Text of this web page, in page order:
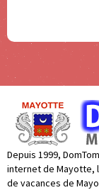
Depuis 1999,
internet de Mayotte,
de vacances de